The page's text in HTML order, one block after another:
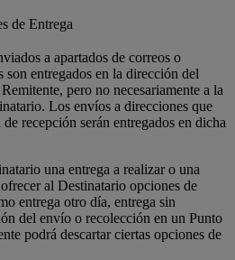
de Entrega
a apartados de correos o
entregados en la dirección del
pero no necesariamente a la
Los envíos a direcciones que
recepción serán entregados en dicha
una entrega a realizar o una
al Destinatario opciones de
entrega otro día, entrega sin
del envío o recolección en un Punto
podrá descartar ciertas opciones de